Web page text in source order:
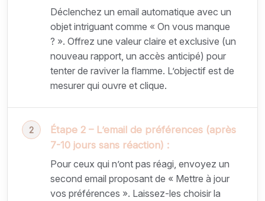
Déclenchez un email automatique avec un
objet intriguant comme « On vous manque
? ». Offrez une valeur claire et exclusive (un
nouveau rapport, un accès anticipé) pour
tenter de raviver la flamme. L’objectif est de
mesurer qui ouvre et clique.
Étape 2 – L’email de préférences (après
7-10 jours sans réaction) :
Pour ceux qui n’ont pas réagi, envoyez un
second email proposant de « Mettre à jour
vos préférences ». Laissez-les choisir la